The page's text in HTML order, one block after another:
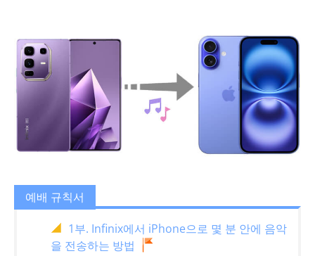
예배 규칙서
1부. Infinix에서 iPhone으로 몇 분 안에 음악
을 전송하는 방법